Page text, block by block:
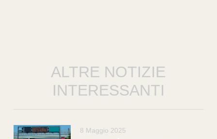
ALTRE NOTIZIE
INTERESSANTI
8 Maggio 2025